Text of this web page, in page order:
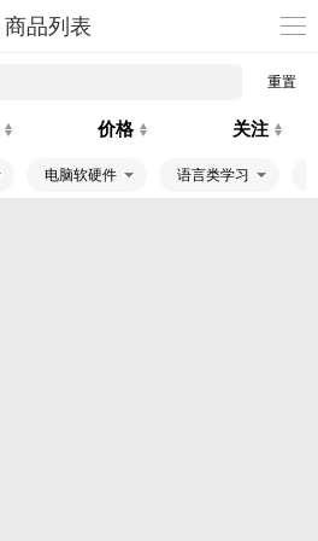
商品列表
重置
价格 关注
电脑软硬件 语言类学习